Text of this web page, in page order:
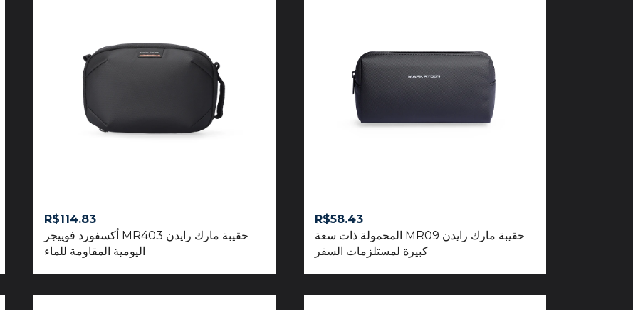
R$58.43
حقيبة مارك رايدن MR09 المحمولة ذات سعة
كبيرة لمستلزمات السفر
R$114.83
حقيبة مارك رايدن MR403 أكسفورد فوييجر
اليومية المقاومة للماء